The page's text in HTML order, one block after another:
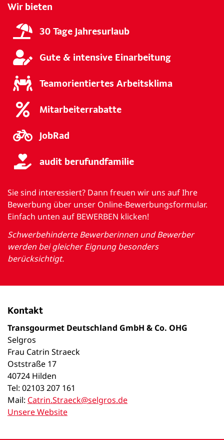
Wir bieten
30 Tage Jahresurlaub
Gute & intensive Einarbeitung
Teamorientiertes Arbeitsklima
Mitarbeiterrabatte
JobRad
audit berufundfamilie
Sie sind interessiert? Dann freuen wir uns auf Ihre
Bewerbung über unser Online-Bewerbungsformular.
Einfach unten auf BEWERBEN klicken!
Schwerbehinderte Bewerberinnen und Bewerber
werden bei gleicher Eignung besonders
berücksichtigt.
Kontakt
Transgourmet Deutschland GmbH & Co. OHG
Selgros
Frau Catrin Straeck
Oststraße 17
40724 Hilden
Tel: 02103 207 161
Mail: Catrin.Straeck@selgros.de
Unsere Website